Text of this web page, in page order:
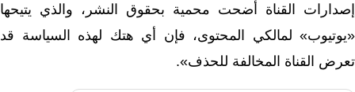
إصدارات القناة أضحت محمية بحقوق النشر، والذي يتيحها
«يوتيوب» لمالكي المحتوى، فإن أي هتك لهذه السياسة قد
تعرض القناة المخالفة للحذف».